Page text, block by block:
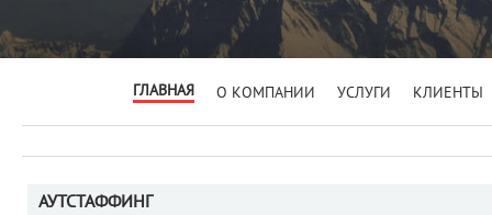
ГЛАВНАЯ О КОМПАНИИ УСЛУГИ КЛИЕНТЫ
АУТСТАФФИНГ